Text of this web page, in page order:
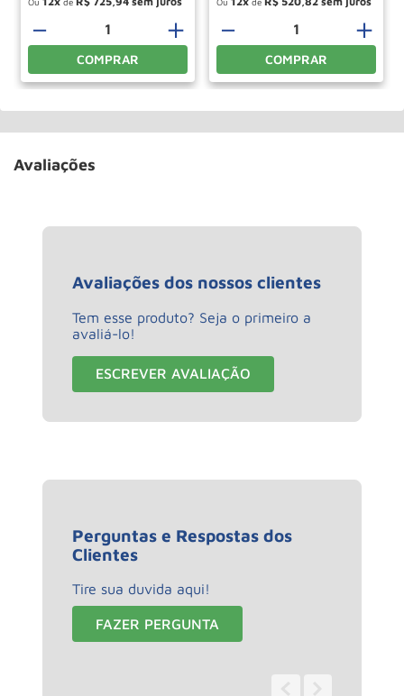
Ou de
＋
－
COMPRAR
Ou de
＋
－
COMPRAR
Avaliações
Avaliações dos nossos clientes
Tem esse produto? Seja o primeiro a
avaliá-lo!
ESCREVER AVALIAÇÃO
Perguntas e Respostas dos
Clientes
Tire sua duvida aqui!
FAZER PERGUNTA